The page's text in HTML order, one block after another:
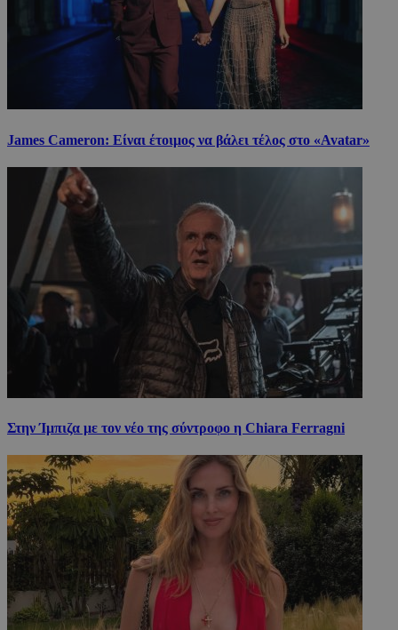
James Cameron: Είναι έτοιμος να βάλει τέλος στο «Avatar»
Στην Ίμπιζα με τον νέο της σύντροφο η Chiara Ferragni